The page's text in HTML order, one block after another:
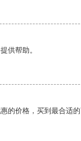
供帮助。
的价格，买到最合适